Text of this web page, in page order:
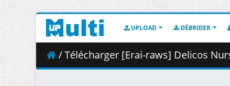
UPLOAD DÉBRIDER
/ Télécharger [Erai-raws] Delicos